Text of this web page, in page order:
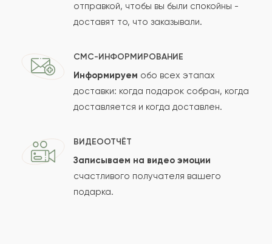
отправкой, чтобы вы были спокойны -
доставят то, что заказывали.
СМС-ИНФОРМИРОВАНИЕ
Информируем обо всех этапах
доставки: когда подарок собран, когда
доставляется и когда доставлен.
ВИДЕООТЧЁТ
Записываем на видео эмоции
счастливого получателя вашего
подарка.